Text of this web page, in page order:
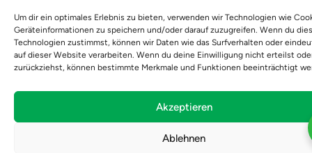
Um dir ein optimales Erlebnis zu bieten, verwenden wir Technologien wie
Geräteinformationen zu speichern und/oder darauf zuzugreifen. Wenn du
Technologien zustimmst, können wir Daten wie das Surfverhalten oder
auf dieser Website verarbeiten. Wenn du deine Einwilligung nicht erteilst
zurückziehst, können bestimmte Merkmale und Funktionen beeinträchtigt
Akzeptieren
Ablehnen